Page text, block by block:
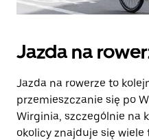
Jazda na
Jazda na rowerze to
przemieszczanie się po
Wirginia, szczególnie na
okolicy znajduje się